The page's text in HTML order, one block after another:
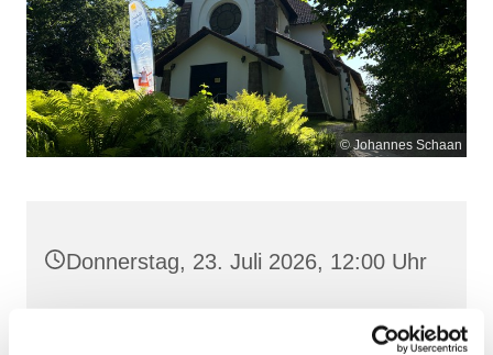
© Johannes Schaan
Donnerstag, 23. Juli 2026, 12:00 Uhr
Maria Meeresstern, Sellin, Hochufer /